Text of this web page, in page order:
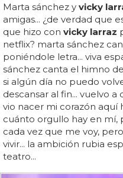
Marta sánchez y vicky
amigas... ¿de verdad que
que hizo con vicky larraz
netflix? marta sánchez
poniéndole letra... viva
sánchez canta el himno
si algún día no puedo
descansar al fin... vuelvo a
vio nacer mi corazón
cuánto orgullo hay en mí,
cada vez que me voy,
vivir... la ambición rubia
teatro...